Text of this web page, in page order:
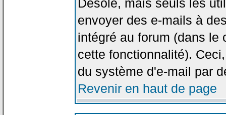
Désolé, mais seuls les
envoyer des e-mails à
intégré au forum (dans le
cette fonctionnalité).
du système d'e-mail par
Revenir en haut de page